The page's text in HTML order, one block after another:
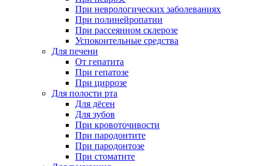
При неврологических заболеваниях
При полинейропатии
При рассеянном склерозе
Успокоительные средства
Для печени
От гепатита
При гепатозе
При циррозе
Для полости рта
Для дёсен
Для зубов
При кровоточивости
При пародонтите
При пародонтозе
При стоматите